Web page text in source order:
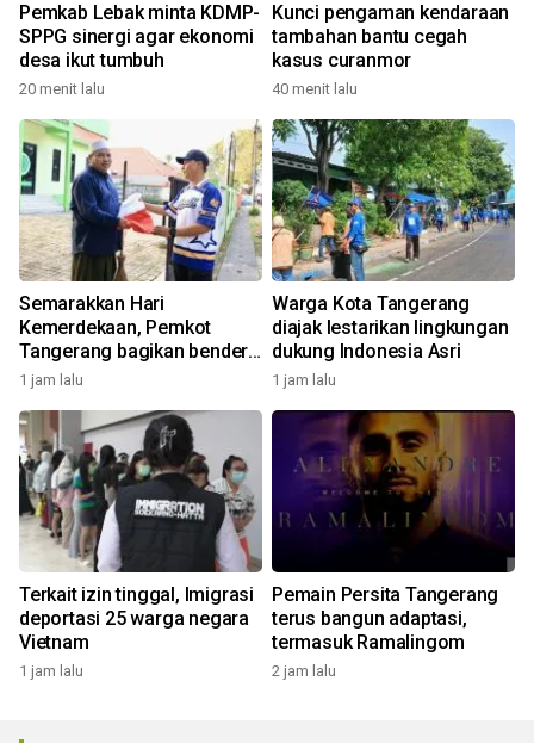
Pemkab Lebak minta KDMP-
SPPG sinergi agar ekonomi
desa ikut tumbuh
20 menit lalu
Kunci pengaman kendaraan
tambahan bantu cegah
kasus curanmor
40 menit lalu
Semarakkan Hari
Kemerdekaan, Pemkot
Tangerang bagikan bendera
ke warga
1 jam lalu
Warga Kota Tangerang
diajak lestarikan lingkungan
dukung Indonesia Asri
1 jam lalu
Terkait izin tinggal, Imigrasi
deportasi 25 warga negara
Vietnam
1 jam lalu
Pemain Persita Tangerang
terus bangun adaptasi,
termasuk Ramalingom
2 jam lalu